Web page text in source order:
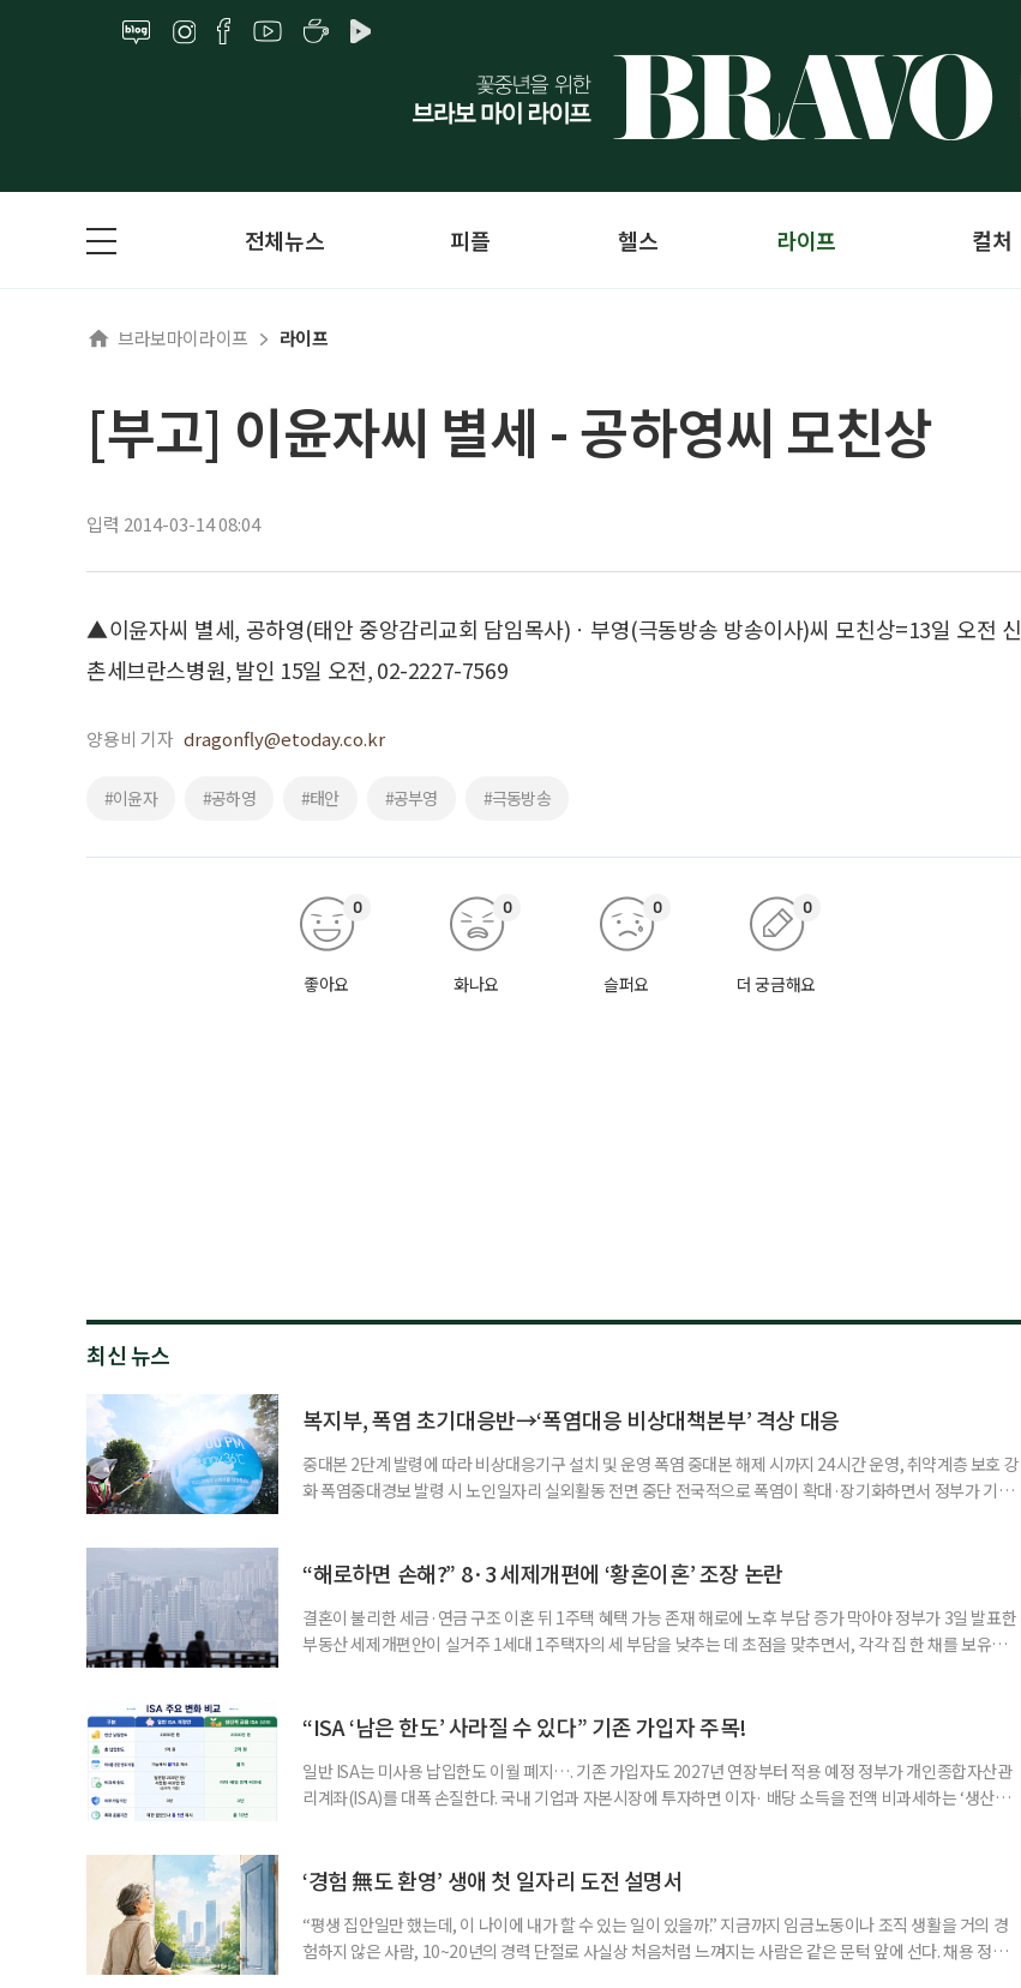
전체뉴스 피플 헬스 라이프 컬처
브라보마이라이프 라이프
[부고] 이윤자씨 별세 - 공하영씨 모친상
입력 2014-03-14 08:04
▲이윤자씨 별세, 공하영(태안 중앙감리교회 담임목사)ㆍ부영(극동방송 방송이사)씨 모친상=13일 오전 신
촌세브란스병원, 발인 15일 오전, 02-2227-7569
양용비 기자 dragonfly@etoday.co.kr
#이윤자 #공하영 #태안 #공부영 #극동방송
좋아요
0
화나요
0
슬퍼요
0
더 궁금해요
0
최신 뉴스
복지부, 폭염 초기대응반→‘폭염대응 비상대책본부’ 격상 대응
중대본 2단계 발령에 따라 비상대응기구 설치 및 운영 폭염 중대본 해제 시까지 24시간 운영, 취약계층 보호 강
화 폭염중대경보 발령 시 노인일자리 실외활동 전면 중단 전국적으로 폭염이 확대·장기화하면서 정부가 기존
책본부(중대본) 2단계(심각)가 발령된 이후에도 폭염이 전국적으로 확대되고 장기화한 데 따른 것이다. 기존에
“해로하면 손해?” 8·3 세제개편에 ‘황혼이혼’ 조장 논란
결혼이 불리한 세금·연금 구조 이혼 뒤 1주택 혜택 가능 존재 해로에 노후 부담 증가 막아야 정부가 3일 발표한
부동산 세제개편안이 실거주 1세대 1주택자의 세 부담을 낮추는 데 초점을 맞추면서, 각각 집 한 채를 보유한
부가 각자 집 한 채씩을 보유하면 한 세대가 두 채를 가진 것으로 보지만, 실제 이혼해 주거와 생계를 분
“ISA ‘남은 한도’ 사라질 수 있다” 기존 가입자 주목!
일반 ISA는 미사용 납입한도 이월 폐지…. 기존 가입자도 2027년 연장부터 적용 예정 정부가 개인종합자산관
리계좌(ISA)를 대폭 손질한다. 국내 기업과 자본시장에 투자하면 이자· 배당 소득을 전액 비과세하는 ‘생산적
기 때문이다. 지난 3일 발표된 세제개편안이 국회 통과 후 그대로 시행된다면 법 시행 전 본
‘경험 無도 환영’ 생애 첫 일자리 도전 설명서
“평생 집안일만 했는데, 이 나이에 내가 할 수 있는 일이 있을까.” 지금까지 임금노동이나 조직 생활을 거의 경
험하지 않은 사람, 10~20년의 경력 단절로 사실상 처음처럼 느껴지는 사람은 같은 문턱 앞에 선다. 채용 정보를